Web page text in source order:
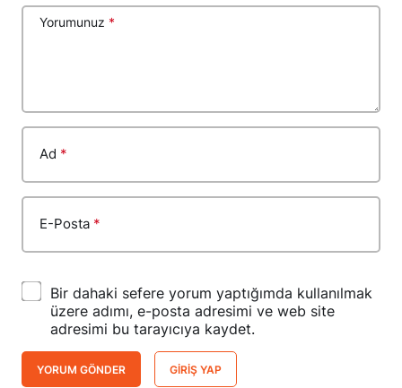
Yorumunuz *
Ad *
E-Posta *
Bir dahaki sefere yorum yaptığımda kullanılmak
üzere adımı, e-posta adresimi ve web site
adresimi bu tarayıcıya kaydet.
YORUM GÖNDER GIRIŞ YAP